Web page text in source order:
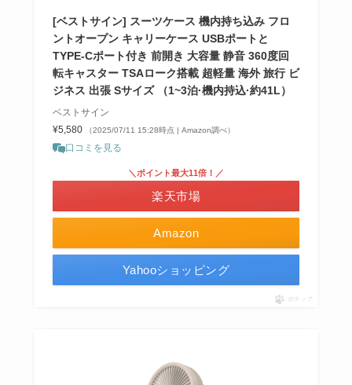
[ベストサイン] スーツケース 機内持ち込み フロ
ントオープン キャリーケース USBポートと
TYPE-Cポート付き 前開き 大容量 静音 360度回
転キャスター TSAローク搭載 超軽量 海外 旅行 ビ
ジネス 出張 Sサイズ （1~3泊·機内持込·約41L）
ベストサイン
¥5,580
（2025/07/11 15:28時点 | Amazon調べ）
口コミを見る
Amazon
＼ポイント最大11倍！／
楽天市場
Yahooショッピング
ポチップ